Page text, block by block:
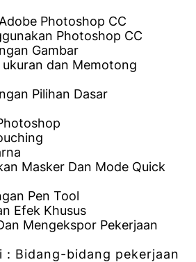
Photoshop CC
Photoshop CC
Gambar
dan Memotong
Pilihan Dasar
Masker Dan Mode Quick
Pen Tool
Efek Khusus
Mengekspor Pekerjaan
: Bidang-bidang pekerjaan